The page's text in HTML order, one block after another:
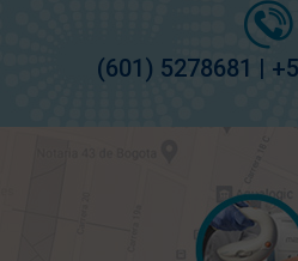
(601) 5278681 |